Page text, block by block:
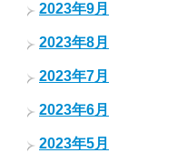
2023年9月
2023年8月
2023年7月
2023年6月
2023年5月